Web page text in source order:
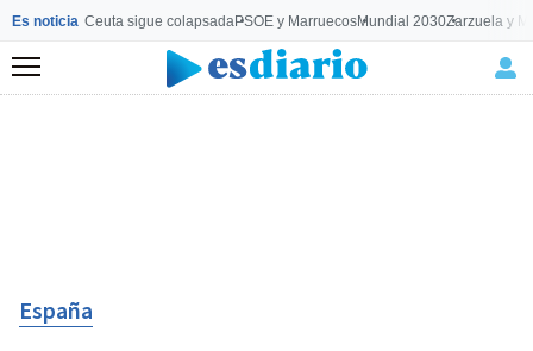
Es noticia Ceuta sigue colapsadaPSOE y MarruecosMundial 2030Zarzuela y
Menú
España